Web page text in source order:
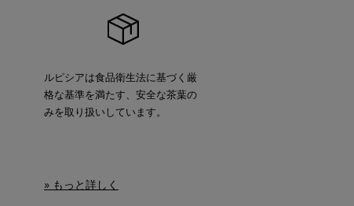
ルピシアは食品衛生法に基づく厳
格な基準を満たす、安全な茶葉の
みを取り扱いしています。
» もっと詳しく